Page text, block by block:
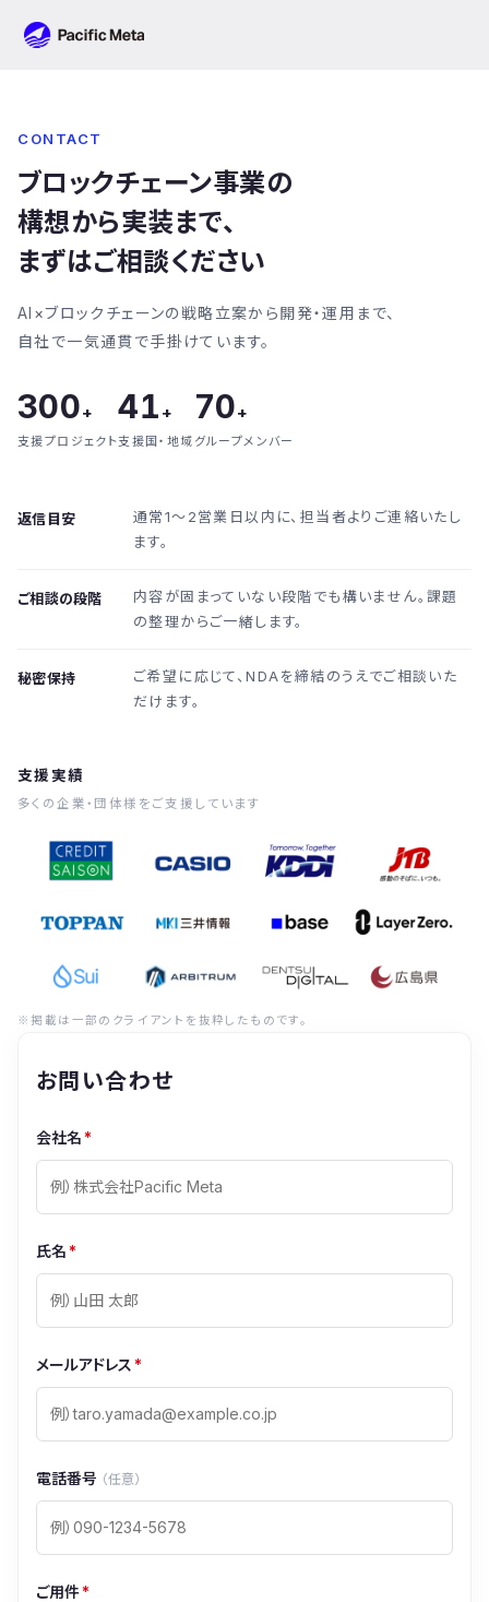
CONTACT
ブロックチェーン事業の
構想から実装まで、
まずはご相談ください
AI×ブロックチェーンの戦略立案から開発・運用まで、
自社で一気通貫で手掛けています。
300+
支援プロジェクト
41 +
支援国・地域
70+
グループメンバー
返信目安
通常1〜2営業日以内に、担当者よりご連絡いたし
ます。
ご相談の段階
内容が固まっていない段階でも構いません。課題
の整理からご一緒します。
秘密保持
ご希望に応じて、NDAを締結のうえでご相談いた
だけます。
支援実績
多くの企業・団体様をご支援しています
※掲載は一部のクライアントを抜粋したものです。
お問い合わせ
会社名*
氏名*
メールアドレス *
電話番号 （任意）
ご用件*